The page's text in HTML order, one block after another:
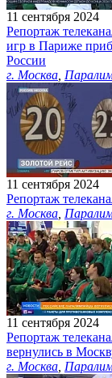
11 сентября 2024
Репортаж
игр в Париже
России
г. Москва
11 сентября 2024
Репортаж
г. Москва
11 сентября 2024
Репортаж
вернулись в
г. Москва